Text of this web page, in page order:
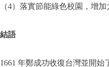
（4）落實節能綠色校園，增
結語
1661 年鄭成功收復台灣並開